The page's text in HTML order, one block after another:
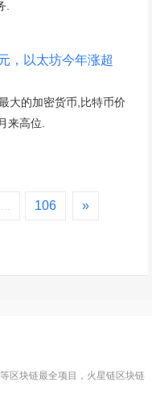
.
，以太坊今年涨超
大的加密货币,比特币价
来高位.
106 »
区块链最全项目，火星链区块链